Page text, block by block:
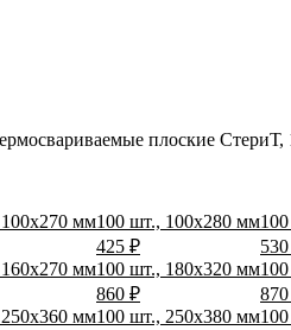
плоские
мм100 шт., 100x280 мм
425 ₽
мм100 шт., 180x320 мм
860 ₽
мм100 шт., 250x380 мм